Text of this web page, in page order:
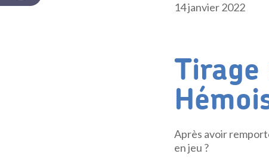
14 janvier 2022
Tirage
Après avoir
en jeu ?